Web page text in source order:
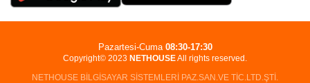
Copyright© 2023 NETHOUSEAll rights reserved.
NETHOUSE BİLGİSAYAR SİSTEMLERİ PAZ.SAN.VE TİC.LTD.ŞTİ.
Pazartesi-Cuma 08:30-17:30